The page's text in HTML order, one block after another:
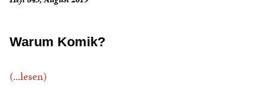
Warum Komik?
(...lesen)